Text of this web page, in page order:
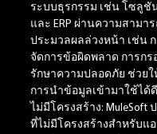
ระบบธุรกรรม เช่น โซลูชัน
และ ERP ผ่านความสามา
ประมวลผลล่วงหน้า เช่น
จัดการข้อผิดพลาด การกร
รักษาความปลอดภัย ช่วย
การนำข้อมูลเข้ามาใช้ไ
ไม่มีโครงสร้าง: MuleSoft
ที่ไม่มีโครงสร้างสำหรับแ